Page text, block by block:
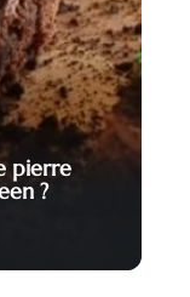
pierre
?